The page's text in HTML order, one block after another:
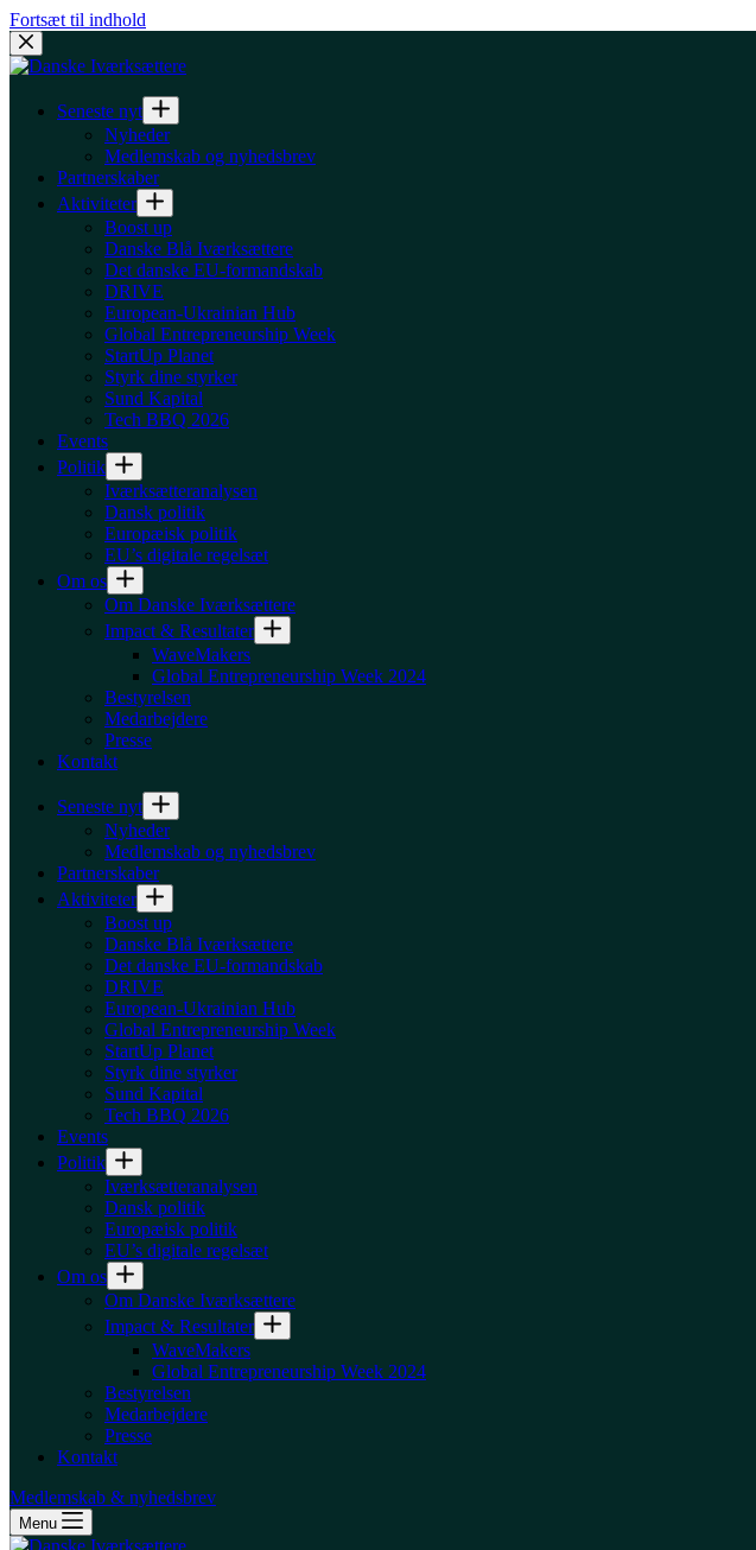
Fortsæt til indhold
Seneste nyt
Nyheder
Medlemskab og nyhedsbrev
Partnerskaber
Aktiviteter
Boost up
Danske Blå Iværksættere
Det danske EU-formandskab
DRIVE
European-Ukrainian Hub
Global Entrepreneurship Week
StartUp Planet
Styrk dine styrker
Sund Kapital
Tech BBQ 2026
Events
Politik
Iværksætteranalysen
Dansk politik
Europæisk politik
EU’s digitale regelsæt
Om os
Om Danske Iværksættere
Impact & Resultater
WaveMakers
Global Entrepreneurship Week 2024
Bestyrelsen
Medarbejdere
Presse
Kontakt
Seneste nyt
Nyheder
Medlemskab og nyhedsbrev
Partnerskaber
Aktiviteter
Boost up
Danske Blå Iværksættere
Det danske EU-formandskab
DRIVE
European-Ukrainian Hub
Global Entrepreneurship Week
StartUp Planet
Styrk dine styrker
Sund Kapital
Tech BBQ 2026
Events
Politik
Iværksætteranalysen
Dansk politik
Europæisk politik
EU’s digitale regelsæt
Om os
Om Danske Iværksættere
Impact & Resultater
WaveMakers
Global Entrepreneurship Week 2024
Bestyrelsen
Medarbejdere
Presse
Kontakt
Medlemskab & nyhedsbrev
Menu